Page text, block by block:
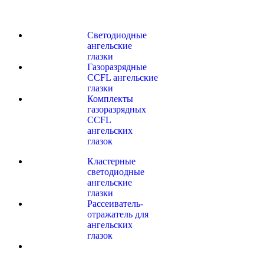
Светодиодные
ангельские
глазки
Газоразрядные
CCFL ангельские
глазки
Комплекты
газоразрядных
CCFL
ангельских
глазок
Кластерные
светодиодные
ангельские
глазки
Рассеиватель-
отражатель для
ангельских
глазок